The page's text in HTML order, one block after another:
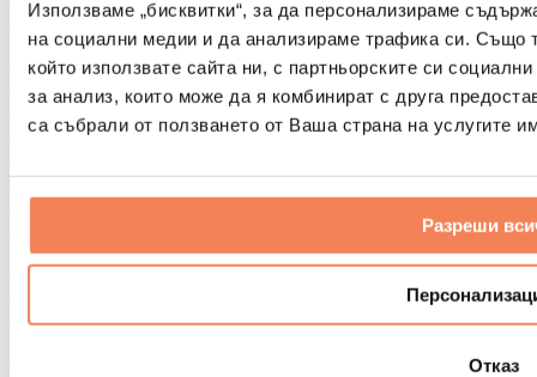
Използваме „бисквитки“, за да персонализираме
на социални медии и да анализираме трафика си. Също
който използвате сайта ни, с партньорските си
за анализ, които може да я комбинират с друга
са събрали от ползването от Ваша страна на услугите
Разреши
Отказ
Раници
Аксесоари според вида дейност
Бойни спортове
Колоездене
Студена терапия
Плуване
Биохакинг
Филтри и кани за вода